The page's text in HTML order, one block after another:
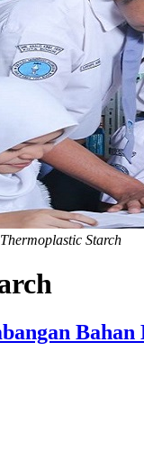
Thermoplastic Starch